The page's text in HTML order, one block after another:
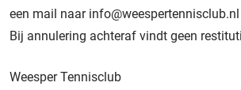
een mail naar info@weespertennisclub.nl
Bij annulering achteraf vindt geen
Weesper Tennisclub